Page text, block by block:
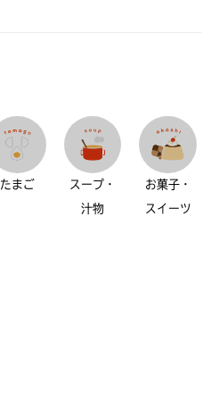
たまご スープ・
汁物
お菓子・
スイーツ